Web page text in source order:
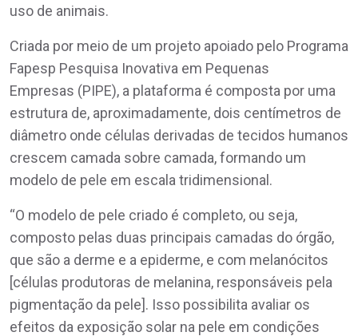
uso de animais.
Criada por meio de um projeto apoiado pelo Programa
Fapesp Pesquisa Inovativa em Pequenas
Empresas (PIPE), a plataforma é composta por uma
estrutura de, aproximadamente, dois centímetros de
diâmetro onde células derivadas de tecidos humanos
crescem camada sobre camada, formando um
modelo de pele em escala tridimensional.
“O modelo de pele criado é completo, ou seja,
composto pelas duas principais camadas do órgão,
que são a derme e a epiderme, e com melanócitos
[células produtoras de melanina, responsáveis pela
pigmentação da pele]. Isso possibilita avaliar os
efeitos da exposição solar na pele em condições